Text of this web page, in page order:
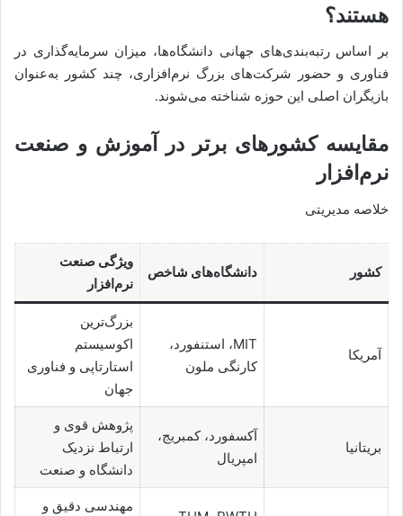
هستند؟
بر اساس رتبه‌بندی‌های جهانی دانشگاه‌ها، میزان سرمایه‌گذاری در
فناوری و حضور شرکت‌های بزرگ نرم‌افزاری، چند کشور به‌عنوان
بازیگران اصلی این حوزه شناخته می‌شوند.
مقایسه کشورهای برتر در آموزش و صنعت
نرم‌افزار
خلاصه مدیریتی
کشور دانشگاه‌های شاخص
ویژگی صنعت
نرم‌افزار
آمریکا
MIT، استنفورد،
کارنگی ملون
بزرگ‌ترین
اکوسیستم
استارتاپی و فناوری
جهان
بریتانیا
آکسفورد، کمبریج،
امپریال
پژوهش قوی و
ارتباط نزدیک
دانشگاه و صنعت
مهندسی دقیق و